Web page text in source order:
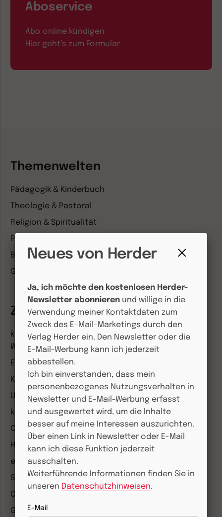
Aboservice
Abo online kündigen
Hier geht’s zum Formular
Themenwelten
Pädagogik & Kinderbuch
Theologie & Pastoral
Religion & Spiritualität
Politik & Wirtschaft
Besser leben
Geschichte & Wissen
Zeitschriften
kindergarten heute Fachmagazin, Leitungsheft &
Wenn Eltern Rat suchen
Entdeckungskiste
Kleinstkinder in Kita und Tagespflege
Unser Ganztag
kizz Elternwelt
CHRIST IN DER GEGENWART
Herder Korrespondenz
einfach leben
Stimmen der Zeit
COMMUNIO
Gemeinsam Glauben
Neues von Herder
Ja, ich möchte den kostenlosen Herder-
Newsletter abonnieren und willige in die
Verwendung meiner Kontaktdaten zum
Zweck des E-Mail-Marketings durch den
Verlag Herder ein. Den Newsletter oder die
E-Mail-Werbung kann ich jederzeit
abbestellen.
Ich bin einverstanden, dass mein
personenbezogenes Nutzungsverhalten in
Newsletter und E-Mail-Werbung erfasst
und ausgewertet wird, um die Inhalte
besser auf meine Interessen auszurichten.
Über einen Link in Newsletter oder E-Mail
kann ich diese Funktion jederzeit
ausschalten.
Weiterführende Informationen finden Sie in
unseren Datenschutzhinweisen.
E-Mail